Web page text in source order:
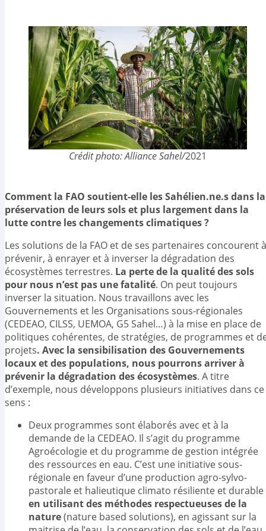
Crédit photo: Alliance Sahel/2021
Comment la FAO soutient-elle les Sahélien.ne.s dans la
préservation de leurs sols et plus largement dans la
lutte contre les changements climatiques ?
Les solutions de la FAO et de ses partenaires concourent à
prévenir, à enrayer et à inverser la dégradation des
écosystèmes terrestres. La perte de la qualité des sols
pour nous n’est pas une fatalité. On peut toujours
inverser la situation. Nous travaillons avec les
Gouvernements et les Organisations sous-régionales
(CEDEAO, CILSS, UEMOA, G5 Sahel…) à la mise en place de
politiques cohérentes, de stratégies, de programmes et
projets. Avec la sensibilisation des Gouvernements
locaux et des populations, nous pourrons arriver à
prévenir la dégradation des écosystèmes. A titre
d’exemple, nous développons plusieurs initiatives dans ce
sens :
Deux programmes sont élaborés avec et à la
demande de la CEDEAO. Il s’agit du programme
Agroécologie et du programme de gestion intégrée
des ressources en eau. C’est une initiative sous-
régionale en faveur d’une production agro-sylvo-
pastorale et halieutique climato résiliente et durable
en utilisant des méthodes respectueuses de la
nature(nature based solutions), en agissant sur la